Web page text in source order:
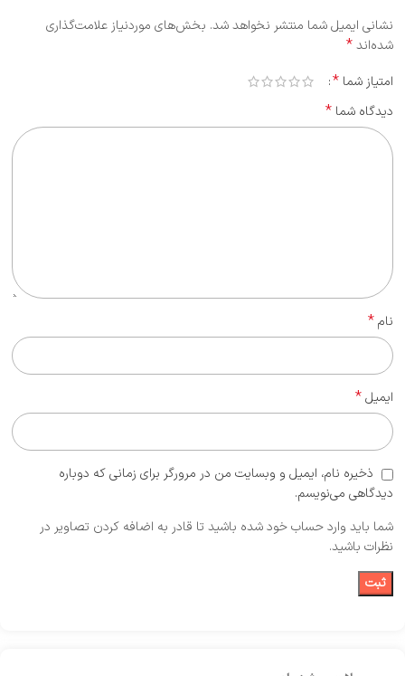
نشانی ایمیل شما منتشر نخواهد شد. بخش‌های موردنیاز علامت‌گذاری
شده‌اند*
امتیاز شما *
دیدگاه شما *
نام*
ایمیل*
ذخیره نام، ایمیل و وبسایت من در مرورگر برای زمانی که دوباره
دیدگاهی می‌نویسم.
شما باید وارد حساب خود شده باشید تا قادر به اضافه کردن تصاویر در
نظرات باشید.